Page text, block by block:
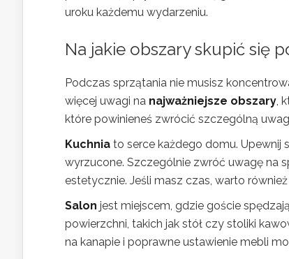
uroku każdemu wydarzeniu.
Na jakie obszary skupić się
Podczas sprzątania nie musisz
więcej uwagi na najważniejsze obszary,
które powinieneś zwrócić szczególną
Kuchnia to serce każdego domu. Upewnij
wyrzucone. Szczególnie zwróć uwagę na
estetycznie. Jeśli masz czas, warto
Salon jest miejscem, gdzie goście
powierzchni, takich jak stół czy stoliki
na kanapie i poprawne ustawienie mebli